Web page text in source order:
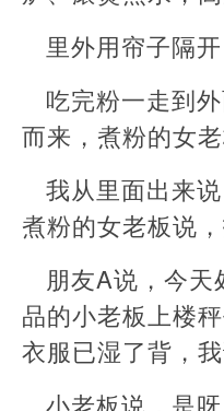
里外用帘子隔
吃完粉一走到
而来，煮粉的女老
我从里面出来
煮粉的女老板说
朋友A说，今
品的小老板上楼
衣服已湿了背，我
小老板说，是